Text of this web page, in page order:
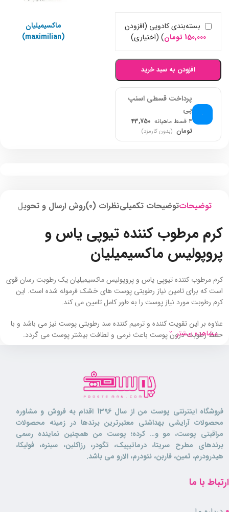
بسته‌بندی کادویی (افزودن
150,000 تومان) (اختیاری)
افزودن به سبد خرید
پرداخت قسطی اسنپ
پی
۴ قسط ماهیانه
43,750
تومان (بدون کارمزد)
ماکسیمیلیان
(maximilian)
توضیحاتتوضیحات تکمیلینظرات (0) روش ارسال و تحویل
کرم مرطوب کننده تیوپی یاس و
پروپولیس ماکسیمیلیان
کرم مرطوب کننده تیوپی یاس و پروپولیس ماکسیمیلیان یک رطوبت رسان قوی
است که برای تامین نیاز رطوبتی پوست های خشک فرموله شده است. این
کرم رطوبت مورد نیاز پوست را به طور کامل تامین می کند.
علاوه بر این تقویت کننده و ترمیم کننده سد رطوبتی پوست نیز می باشد و با
حفظ رطوبت درون پوست باعث نرمی و لطافت بیشتر پوست می گردد.
عوامل آسیب رسان محیطی محافظت می کند.
وجود روغن هسته انگور در فرمولاسیون این کرم باعث شده است که تغذیه
کننده بسیار خوبی برای پوست باشد و با تقویت پوست، به بهبود استحکام آن
و جلوگیری از پیری زود رس پوست کمک نماید.
مرطوب کننده پروپولیس ماکسیمیلیان فاقد پارابن، سیلیکون و لانولین می باشد
و هیچ گونه آسیبی به پوست نمی رساند. همچنین تسکین دهنده و التیام
بافت اینکرم مرطوب کننده
مشاهده بیشتر
فروشگاه اینترنتی پوست من از سال 1396 اقدام به فروش و مشاوره
محصولات آرایشی بهداشتی معتبرترین برندها در زمینه محصولات
مراقبتی پوست، مو و… کرده؛ پوست من همچنین نماینده رسمی
برندهای مطرح سریتا، درماتیپیک، تگودر، رزاکلین، سینره، فولیکا،
هیدرودرم، ثمین، فاربن، نئودرم، الارو می باشد.
ارتباط با ما